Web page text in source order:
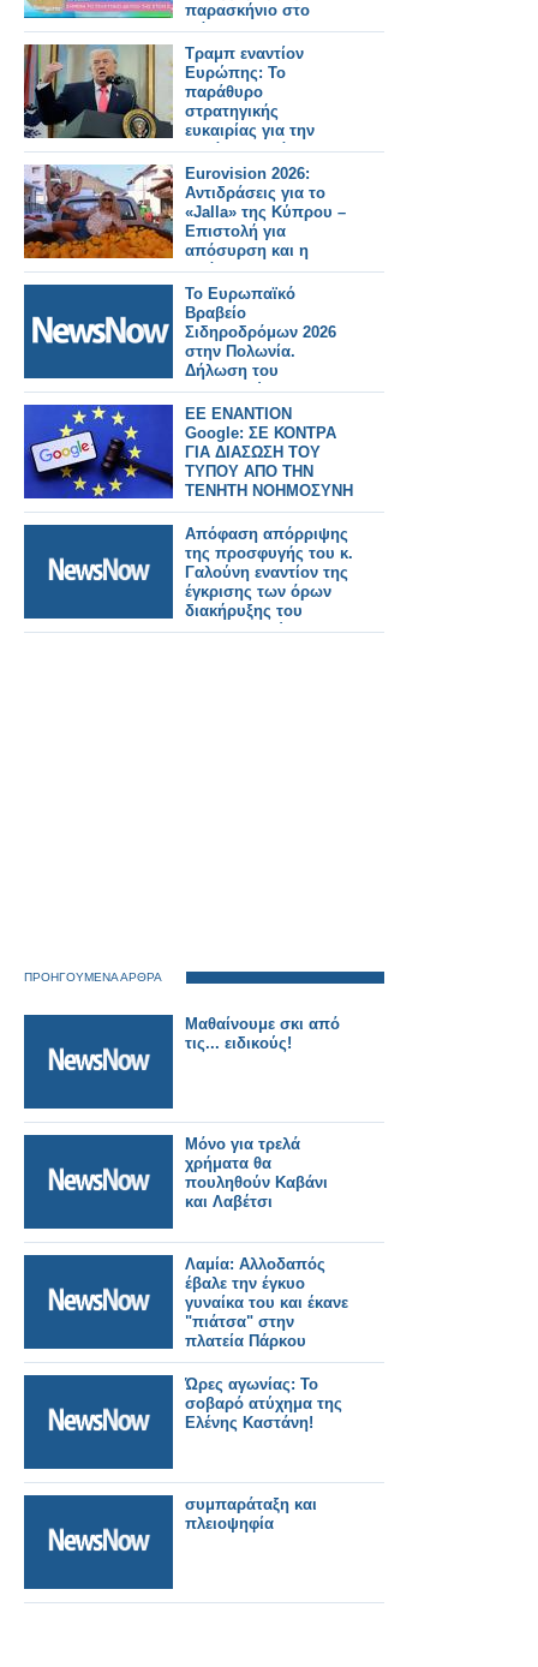
παρασκήνιο στο
Φάληρο»
Τραμπ εναντίον
Ευρώπης: Το
παράθυρο
στρατηγικής
ευκαιρίας για την
Ελλάδα – Ανάλυση
του Κωνσταντίνου
Μπαλωμένου
Eurovision 2026:
Αντιδράσεις για το
«Jalla» της Κύπρου –
Επιστολή για
απόσυρση και η
απάντηση του ΡΙΚ
Το Ευρωπαϊκό
Βραβείο
Σιδηροδρόμων 2026
στην Πολωνία.
Δήλωση του
Υπουργού
Μεταφορών της
Κύπρου Αλέξη
Βαφαέδη
EE ΕΝΑΝΤΙΟΝ
Google: ΣΕ ΚΟΝΤΡΑ
ΓΙΑ ΔΙΑΣΩΣΗ ΤΟΥ
ΤΥΠΟΥ ΑΠΟ ΤΗΝ
ΤΕΝΗΤΗ ΝΟΗΜΟΣΥΝΗ
Απόφαση απόρριψης
της προσφυγής του κ.
Γαλούνη εναντίον της
έγκρισης των όρων
διακήρυξης του
ηλεκτρονικού
ΠΡΟΗΓΟΥΜΕΝΑ ΑΡΘΡΑ
Mαθαίνουμε σκι από
τις... ειδικούς!
Μόνο για τρελά
χρήματα θα
πουληθούν Καβάνι
και Λαβέτσι
Λαμία: Αλλοδαπός
έβαλε την έγκυο
γυναίκα του και έκανε
"πιάτσα" στην
πλατεία Πάρκου
Ώρες αγωνίας: Το
σοβαρό ατύχημα της
Ελένης Καστάνη!
συμπαράταξη και
πλειοψηφία